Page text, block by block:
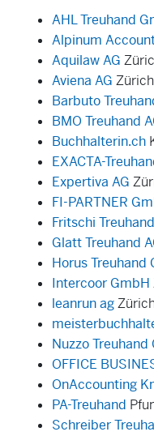
AHL Treuhand
Alpinum
Aquilaw AG
Aviena AG
Barbuto
BMO Treuhand
Buchhalterin.ch
EXACTA-
Expertiva AG
FI-PARTNER
Fritschi
Glatt Treuhand
Horus Treuhand
Intercoor GmbH
leanrun ag
Nuzzo Treuhand
OFFICE
OnAccounting
PA-Treuhand
Schreiber